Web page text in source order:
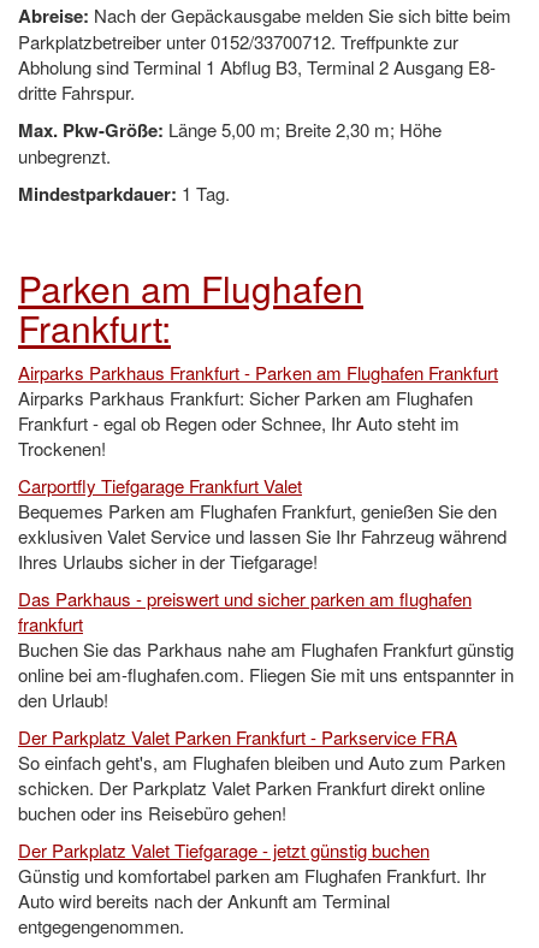
Abreise: Nach der Gepäckausgabe melden Sie sich bitte beim
Parkplatzbetreiber unter 0152/33700712. Treffpunkte zur
Abholung sind Terminal 1 Abflug B3, Terminal 2 Ausgang E8-
dritte Fahrspur.
Max. Pkw-Größe: Länge 5,00 m; Breite 2,30 m; Höhe
unbegrenzt.
Mindestparkdauer: 1 Tag.
Parken am Flughafen
Frankfurt:
Airparks Parkhaus Frankfurt - Parken am Flughafen Frankfurt
Airparks Parkhaus Frankfurt: Sicher Parken am Flughafen
Frankfurt - egal ob Regen oder Schnee, Ihr Auto steht im
Trockenen!
Carportfly Tiefgarage Frankfurt Valet
Bequemes Parken am Flughafen Frankfurt, genießen Sie den
exklusiven Valet Service und lassen Sie Ihr Fahrzeug während
Ihres Urlaubs sicher in der Tiefgarage!
Das Parkhaus - preiswert und sicher parken am flughafen
frankfurt
Buchen Sie das Parkhaus nahe am Flughafen Frankfurt günstig
online bei am-flughafen.com. Fliegen Sie mit uns entspannter in
den Urlaub!
Der Parkplatz Valet Parken Frankfurt - Parkservice FRA
So einfach geht's, am Flughafen bleiben und Auto zum Parken
schicken. Der Parkplatz Valet Parken Frankfurt direkt online
buchen oder ins Reisebüro gehen!
Der Parkplatz Valet Tiefgarage - jetzt günstig buchen
Günstig und komfortabel parken am Flughafen Frankfurt. Ihr
Auto wird bereits nach der Ankunft am Terminal
entgegengenommen.